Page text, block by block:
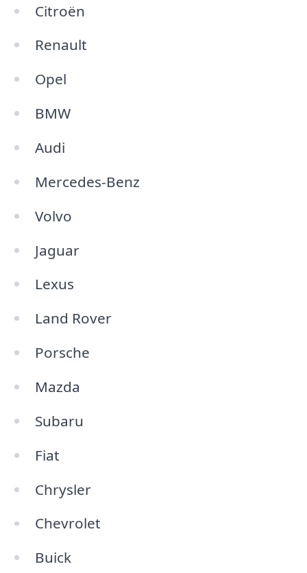
Citroën
Renault
Opel
BMW
Audi
Mercedes-Benz
Volvo
Jaguar
Lexus
Land Rover
Porsche
Mazda
Subaru
Fiat
Chrysler
Chevrolet
Buick